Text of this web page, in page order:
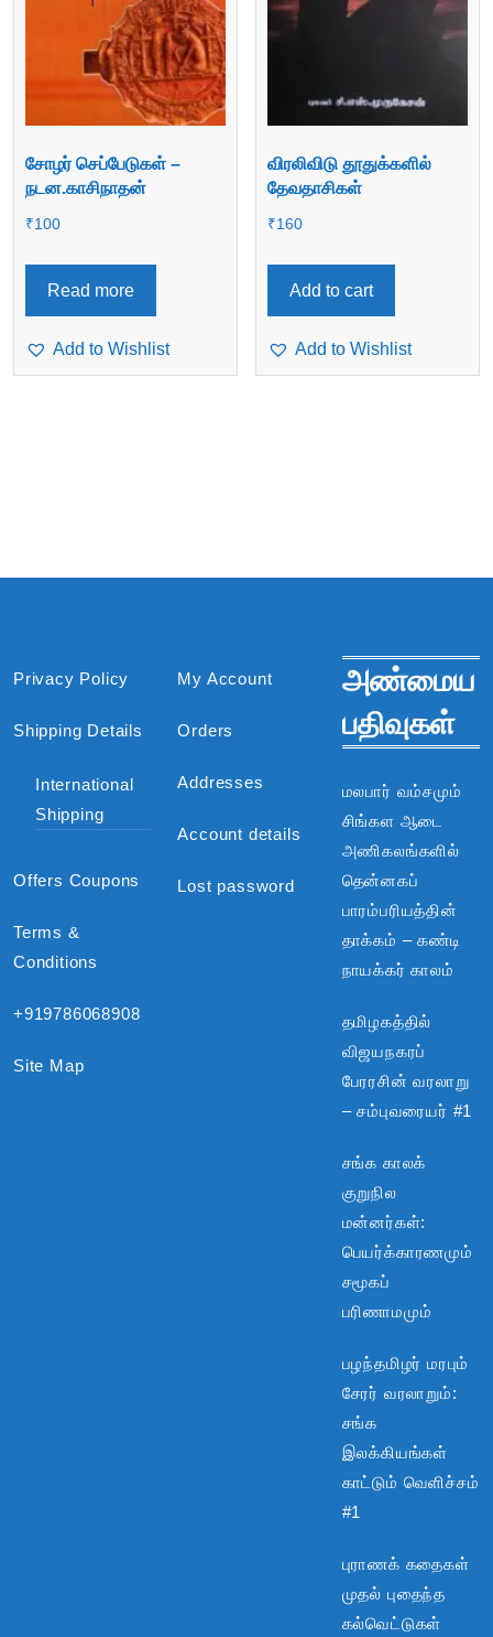
சோழர் செப்பேடுகள் –
நடன.காசிநாதன்
₹100
Read more
Add to Wishlist
விரலிவிடு தூதுக்களில்
தேவதாசிகள்
₹160
Add to cart
Add to Wishlist
Privacy Policy
Shipping Details
International
Shipping
Offers Coupons
Terms &
Conditions
+919786068908
Site Map
My Account
Orders
Addresses
Account details
Lost password
அண்மைய
பதிவுகள்
மலபார் வம்சமும்
சிங்கள ஆடை
அணிகலங்களில்
தென்னகப்
பாரம்பரியத்தின்
தாக்கம் – கண்டி
நாயக்கர் காலம்
தமிழகத்தில்
விஜயநகரப்
பேரரசின் வரலாறு
– சம்புவரையர் #1
சங்க காலக்
குறுநில
மன்னர்கள்:
பெயர்க்காரணமும்
சமூகப்
பரிணாமமும்
பழந்தமிழர் மரபும்
சேரர் வரலாறும்:
சங்க
இலக்கியங்கள்
காட்டும் வெளிச்சம்
#1
புராணக் கதைகள்
முதல் புதைந்த
கல்வெட்டுகள்